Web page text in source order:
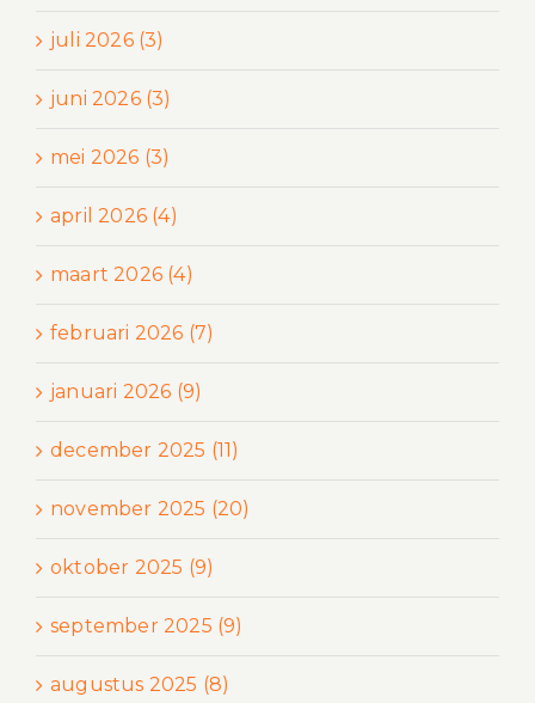
juli 2026 (3)
juni 2026 (3)
mei 2026 (3)
april 2026 (4)
maart 2026 (4)
februari 2026 (7)
januari 2026 (9)
december 2025 (11)
november 2025 (20)
oktober 2025 (9)
september 2025 (9)
augustus 2025 (8)